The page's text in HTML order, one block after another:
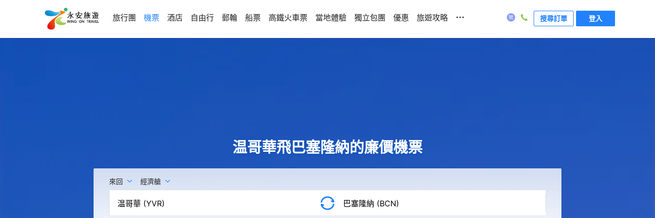
旅行團 機票 酒店 自由行 郵輪 船票 高鐵火車票 當地體驗 獨立包團 優惠 旅遊攻略 ... 搜尋訂單 登入
温哥華飛巴塞隆納的廉價機票
來回 經濟艙